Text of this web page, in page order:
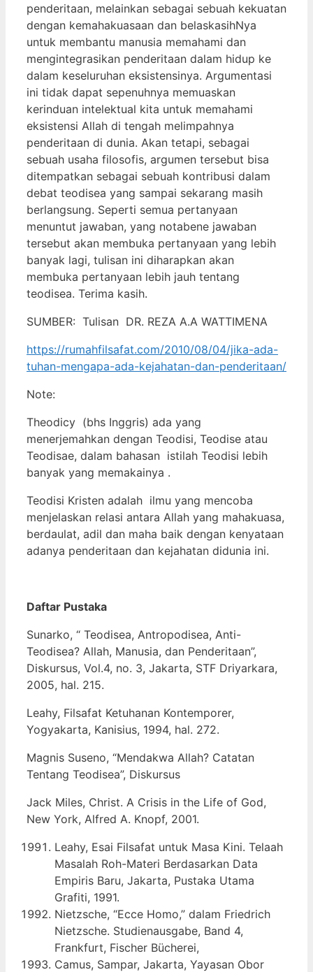
penderitaan, melainkan sebagai sebuah kekuatan
dengan kemahakuasaan dan belaskasihNya
untuk membantu manusia memahami dan
mengintegrasikan penderitaan dalam hidup ke
dalam keseluruhan eksistensinya. Argumentasi
ini tidak dapat sepenuhnya memuaskan
kerinduan intelektual kita untuk memahami
eksistensi Allah di tengah melimpahnya
penderitaan di dunia. Akan tetapi, sebagai
sebuah usaha filosofis, argumen tersebut bisa
ditempatkan sebagai sebuah kontribusi dalam
debat teodisea yang sampai sekarang masih
berlangsung. Seperti semua pertanyaan
menuntut jawaban, yang notabene jawaban
tersebut akan membuka pertanyaan yang lebih
banyak lagi, tulisan ini diharapkan akan
membuka pertanyaan lebih jauh tentang
teodisea. Terima kasih.
SUMBER: Tulisan DR. REZA A.A WATTIMENA
https://rumahfilsafat.com/2010/08/04/jika-ada-
tuhan-mengapa-ada-kejahatan-dan-penderitaan/
Note:
Theodicy (bhs Inggris) ada yang
menerjemahkan dengan Teodisi, Teodise atau
Teodisae, dalam bahasan istilah Teodisi lebih
banyak yang memakainya .
Teodisi Kristen adalah ilmu yang mencoba
menjelaskan relasi antara Allah yang mahakuasa,
berdaulat, adil dan maha baik dengan kenyataan
adanya penderitaan dan kejahatan didunia ini.
Daftar Pustaka
Sunarko, “ Teodisea, Antropodisea, Anti-
Teodisea? Allah, Manusia, dan Penderitaan”,
Diskursus, Vol.4, no. 3, Jakarta, STF Driyarkara,
2005, hal. 215.
Leahy, Filsafat Ketuhanan Kontemporer,
Yogyakarta, Kanisius, 1994, hal. 272.
Magnis Suseno, “Mendakwa Allah? Catatan
Tentang Teodisea”, Diskursus
Jack Miles, Christ. A Crisis in the Life of God,
New York, Alfred A. Knopf, 2001.
Leahy, Esai Filsafat untuk Masa Kini. Telaah
Masalah Roh-Materi Berdasarkan Data
Empiris Baru, Jakarta, Pustaka Utama
Grafiti, 1991.
Nietzsche, “Ecce Homo,” dalam Friedrich
Nietzsche. Studienausgabe, Band 4,
Frankfurt, Fischer Bücherei,
Camus, Sampar, Jakarta, Yayasan Obor